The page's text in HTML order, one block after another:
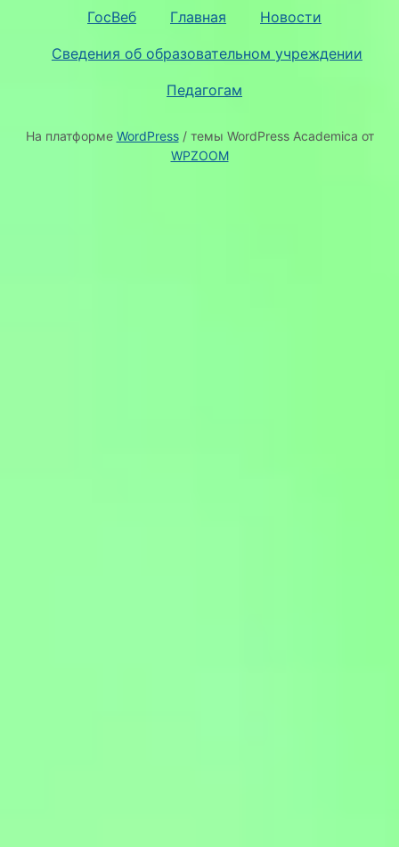
ГосВеб Главная Новости
Сведения об образовательном учреждении
Педагогам
На платформе WordPress/ темы WordPress Academica от
WPZOOM